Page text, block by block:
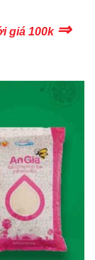
giá 100k ⇒